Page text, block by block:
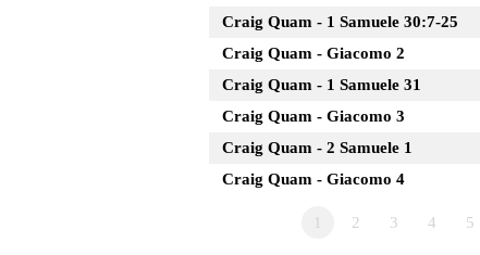
Craig Quam - 1 Samuele 30:7-25
Craig Quam - Giacomo 2
Craig Quam - 1 Samuele 31
Craig Quam - Giacomo 3
Craig Quam - 2 Samuele 1
Craig Quam - Giacomo 4
2 3 4 5